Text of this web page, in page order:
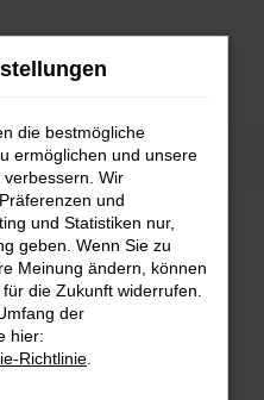
Fahrzeugbestand
ERROR
dir helfen können:
und deine
die bestmögliche
ermöglichen und unsere
Wir
und
und Statistiken nur,
geben. Wenn Sie zu
Meinung ändern, können
die Zukunft widerrufen.
der
hier:
Richtlinie